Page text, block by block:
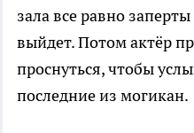
зала все равно
выйдет. Потом актёр
проснуться, чтобы
последние из могикан.